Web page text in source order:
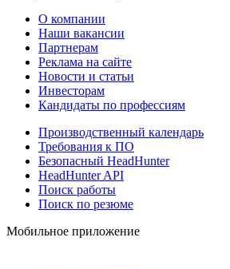
О компании
Наши вакансии
Партнерам
Реклама на сайте
Новости и статьи
Инвесторам
Кандидаты по профессиям
Производственный календарь
Требования к ПО
Безопасный HeadHunter
HeadHunter API
Поиск работы
Поиск по резюме
Мобильное приложение